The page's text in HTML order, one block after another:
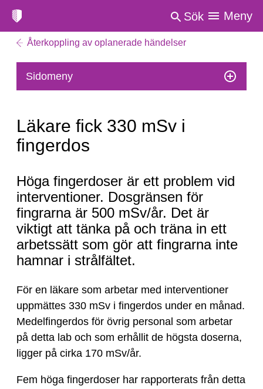
Sök Meny
Återkoppling av oplanerade händelser
Sidomeny
Läkare fick 330 mSv i
fingerdos
Läkare
fick
330
mSv
i
fingerdos
Höga fingerdoser är ett problem vid
interventioner. Dosgränsen för
fingrarna är 500 mSv/år. Det är
viktigt att tänka på och träna in ett
arbetssätt som gör att fingrarna inte
hamnar i strålfältet.
För en läkare som arbetar med interventioner
uppmättes 330 mSv i fingerdos under en månad.
Medelfingerdos för övrig personal som arbetar
på detta lab och som erhållit de högsta doserna,
ligger på cirka 170 mSv/år.
Fem höga fingerdoser har rapporterats från detta